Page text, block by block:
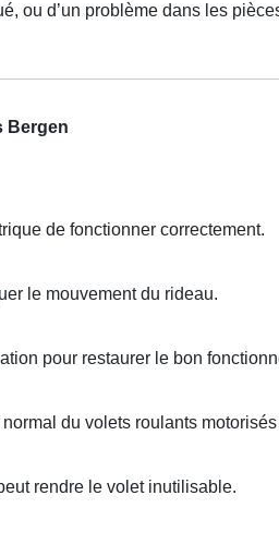
ou d’un problème dans les
Bergen
de fonctionner correctement.
le mouvement du rideau.
pour restaurer le bon
du volets roulants motorisés
rendre le volet inutilisable.